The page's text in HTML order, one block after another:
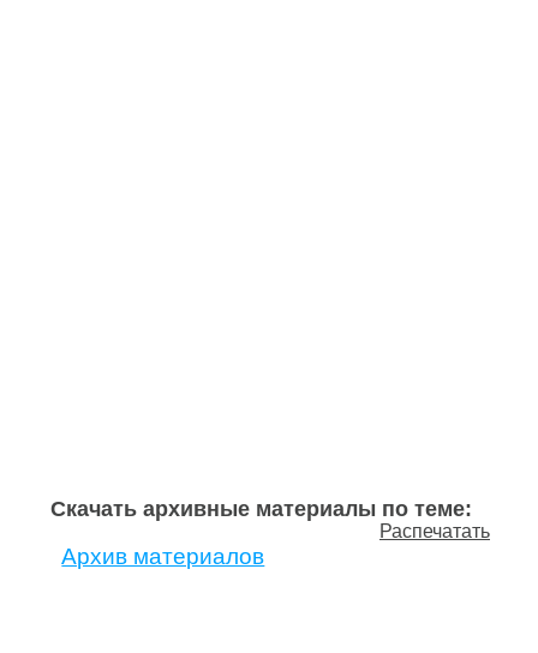
Распечатать
Скачать архивные материалы по теме:
Архив материалов